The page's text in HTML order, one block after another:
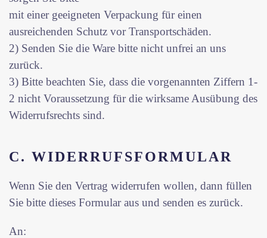
mit einer geeigneten Verpackung für einen
ausreichenden Schutz vor Transportschäden.
2) Senden Sie die Ware bitte nicht unfrei an uns
zurück.
3) Bitte beachten Sie, dass die vorgenannten Ziffern 1-
2 nicht Voraussetzung für die wirksame Ausübung des
Widerrufsrechts sind.
C. WIDERRUFSFORMULAR
Wenn Sie den Vertrag widerrufen wollen, dann füllen
Sie bitte dieses Formular aus und senden es zurück.
An: